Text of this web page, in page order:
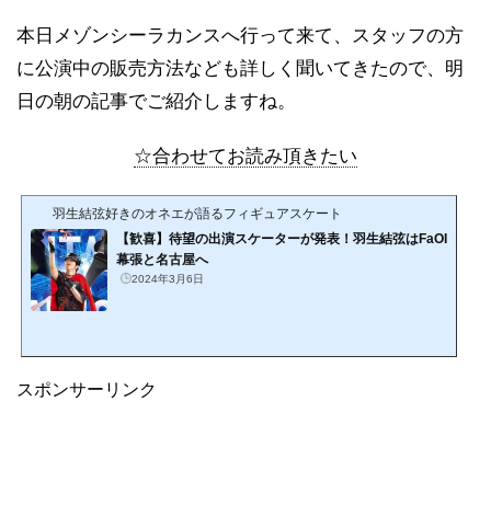
本日メゾンシーラカンスへ行って来て、スタッフの方
に公演中の販売方法なども詳しく聞いてきたので、明
日の朝の記事でご紹介しますね。
☆合わせてお読み頂きたい
羽生結弦好きのオネエが語るフィギュアスケート
【歓喜】待望の出演スケーターが発表！羽生結弦はFaOI
幕張と名古屋へ
2024年3月6日
スポンサーリンク